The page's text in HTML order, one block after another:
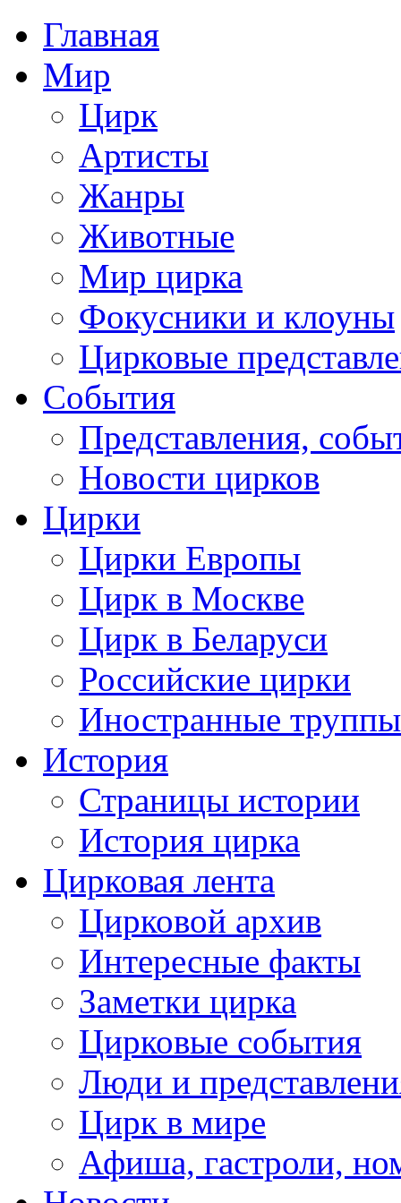
Главная
Мир
Цирк
Артисты
Жанры
Животные
Мир цирка
Фокусники и клоуны
Цирковые
События
Представления,
Новости цирков
Цирки
Цирки Европы
Цирк в Москве
Цирк в Беларуси
Российские цирки
Иностранные труппы
История
Страницы истории
История цирка
Цирковая лента
Цирковой архив
Интересные факты
Заметки цирка
Цирковые события
Люди и
Цирк в мире
Афиша, гастроли,